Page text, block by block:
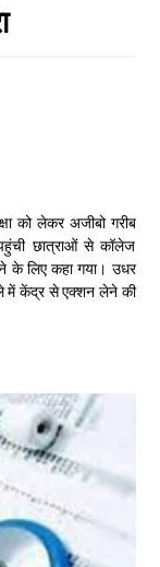
को लेकर अजीबो गरीब
छात्राओं से कॉलेज
के लिए कहा गया। उधर
में केंद्र से एक्शन लेने की